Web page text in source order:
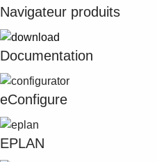
Navigateur produits
Documentation
eConfigure
EPLAN